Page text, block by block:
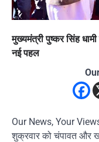
मुख्यमंत्री पुष्कर सिंह
नई पहल
Our News, Your
शुक्रवार को चंपावत और